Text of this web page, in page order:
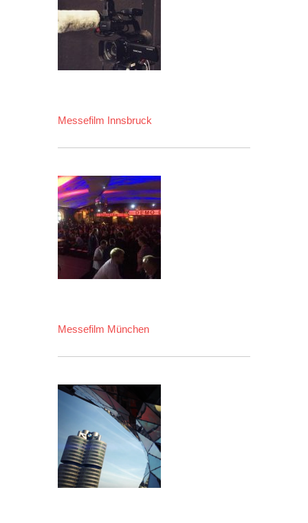
Messefilm Innsbruck
Messefilm München